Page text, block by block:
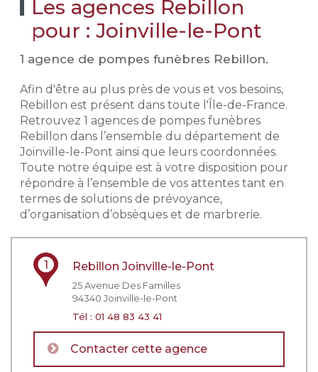
Les agences Rebillon
pour : Joinville-le-Pont
1 agence de pompes funèbres Rebillon.
Afin d'être au plus près de vous et vos besoins,
Rebillon est présent dans toute l'Île-de-France.
Retrouvez 1 agences de pompes funèbres
Rebillon dans l’ensemble du département de
Joinville-le-Pont ainsi que leurs coordonnées.
Toute notre équipe est à votre disposition pour
répondre à l’ensemble de vos attentes tant en
termes de solutions de prévoyance,
d’organisation d’obsèques et de marbrerie.
1 Rebillon Joinville-le-Pont
25 Avenue Des Familles
94340 Joinville-le-Pont
Tél : 01 48 83 43 41
Contacter cette agence